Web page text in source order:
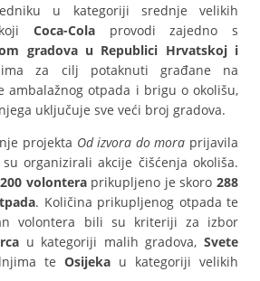
u kategoriji srednje velikih
Coca-Cola provodi zajedno s
gradova u Republici Hrvatskoj i
za cilj potaknuti građane na
ambalažnog otpada i brigu o okolišu,
uključuje sve veći broj gradova.
projekta Od izvora do mora prijavila
organizirali akcije čišćenja okoliša.
volonteraprikupljeno je skoro288
. Količina prikupljenog otpada te
volontera bili su kriteriji za izbor
u kategoriji malih gradova, Svete
te Osijeka u kategoriji velikih